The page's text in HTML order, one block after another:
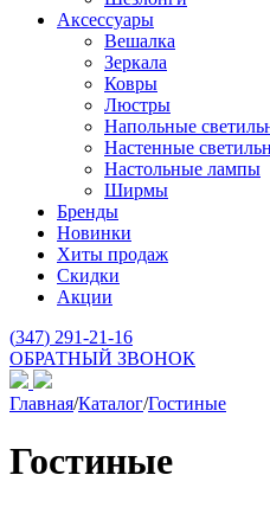
Аксессуары
Вешалка
Зеркала
Ковры
Люстры
Напольные
Настенные
Настольные лампы
Ширмы
Бренды
Новинки
Хиты продаж
Скидки
Акции
(347) 291-21-16
ОБРАТНЫЙ ЗВОНОК
Главная/Каталог/Гостиные
Гостиные